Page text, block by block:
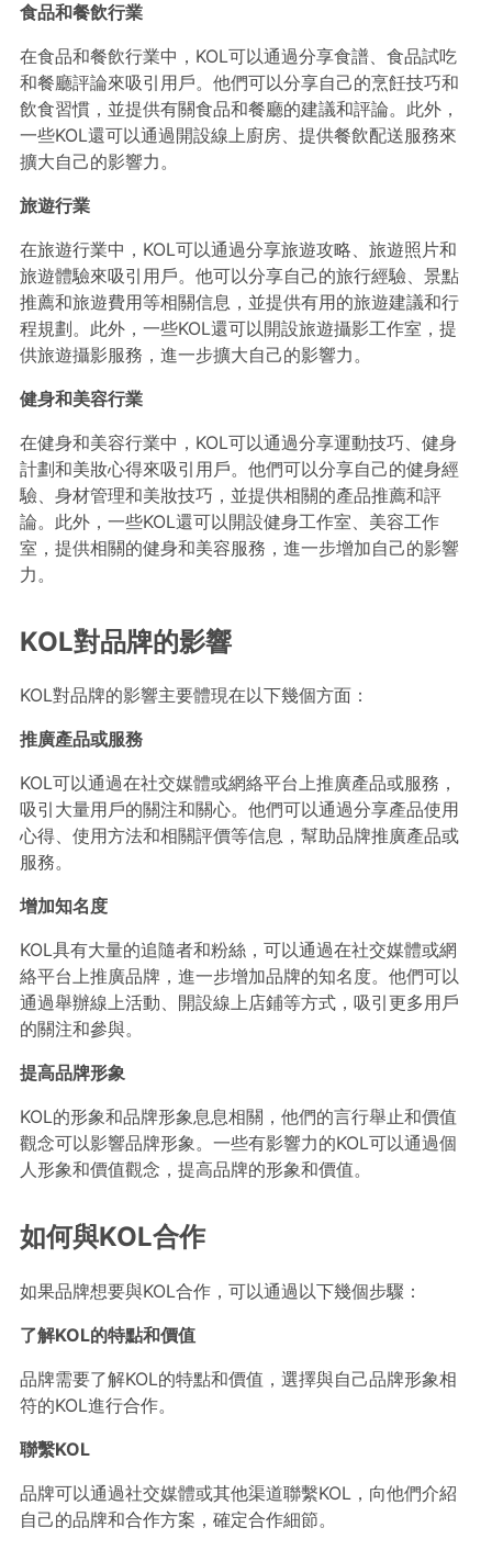
食品和餐飲行業
在食品和餐飲行業中，KOL可以通過分享食譜、食品試吃
和餐廳評論來吸引用戶。他們可以分享自己的烹飪技巧和
飲食習慣，並提供有關食品和餐廳的建議和評論。此外，
一些KOL還可以通過開設線上廚房、提供餐飲配送服務來
擴大自己的影響力。
旅遊行業
在旅遊行業中，KOL可以通過分享旅遊攻略、旅遊照片和
旅遊體驗來吸引用戶。他可以分享自己的旅行經驗、景點
推薦和旅遊費用等相關信息，並提供有用的旅遊建議和行
程規劃。此外，一些KOL還可以開設旅遊攝影工作室，提
供旅遊攝影服務，進一步擴大自己的影響力。
健身和美容行業
在健身和美容行業中，KOL可以通過分享運動技巧、健身
計劃和美妝心得來吸引用戶。他們可以分享自己的健身經
驗、身材管理和美妝技巧，並提供相關的產品推薦和評
論。此外，一些KOL還可以開設健身工作室、美容工作
室，提供相關的健身和美容服務，進一步增加自己的影響
力。
KOL對品牌的影響
KOL對品牌的影響主要體現在以下幾個方面：
推廣產品或服務
KOL可以通過在社交媒體或網絡平台上推廣產品或服務，
吸引大量用戶的關注和關心。他們可以通過分享產品使用
心得、使用方法和相關評價等信息，幫助品牌推廣產品或
服務。
增加知名度
KOL具有大量的追隨者和粉絲，可以通過在社交媒體或網
絡平台上推廣品牌，進一步增加品牌的知名度。他們可以
通過舉辦線上活動、開設線上店鋪等方式，吸引更多用戶
的關注和參與。
提高品牌形象
KOL的形象和品牌形象息息相關，他們的言行舉止和價值
觀念可以影響品牌形象。一些有影響力的KOL可以通過個
人形象和價值觀念，提高品牌的形象和價值。
如何與KOL合作
如果品牌想要與KOL合作，可以通過以下幾個步驟：
了解KOL的特點和價值
品牌需要了解KOL的特點和價值，選擇與自己品牌形象相
符的KOL進行合作。
聯繫KOL
品牌可以通過社交媒體或其他渠道聯繫KOL，向他們介紹
自己的品牌和合作方案，確定合作細節。